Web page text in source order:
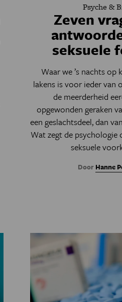
Psyche &
Zeven
seksuele
Waar we ’s nachts op
lakens is voor ieder van
de meerderheid
opgewonden geraken
een geslachtsdeel, dan
Wat zegt de psychologie
seksuele
Door Hanne